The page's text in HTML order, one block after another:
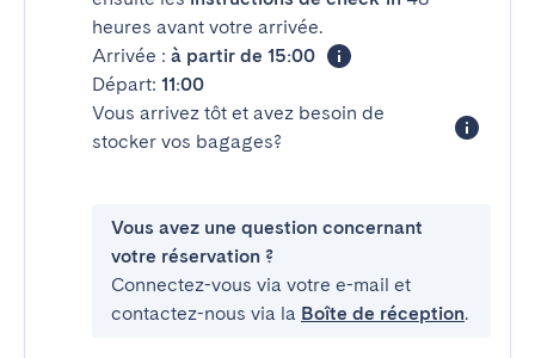
heures avant votre arrivée.
Arrivée : à partir de 15:00
Départ: 11:00
Vous arrivez tôt et avez besoin de
stocker vos bagages?
Vous avez une question concernant
votre réservation ?
Connectez-vous via votre e-mail et
contactez-nous via la Boîte de réception.